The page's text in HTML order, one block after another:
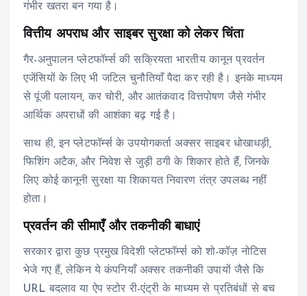
गंभीर खतरा बन गया है।
वित्तीय अपराध और साइबर सुरक्षा को लेकर चिंता
गैर-अनुपालन प्लेटफॉर्म्स की सक्रियता भारतीय कानून प्रवर्तन
एजेंसियों के लिए भी जटिल चुनौतियाँ पैदा कर रही है। इनके माध्यम
से पूंजी पलायन, कर चोरी, और आतंकवाद वित्तपोषण जैसे गंभीर
आर्थिक अपराधों की आशंका बढ़ गई है।
साथ ही, इन प्लेटफॉर्म्स के उपयोगकर्ता अक्सर साइबर धोखाधड़ी,
फिशिंग अटैक, और निवेश से जुड़ी ठगी के शिकार होते हैं, जिनके
लिए कोई कानूनी सुरक्षा या शिकायत निवारण तंत्र उपलब्ध नहीं
होता।
प्रवर्तन की सीमाएँ और तकनीकी बाधाएं
सरकार द्वारा कुछ प्रमुख विदेशी प्लेटफॉर्म्स को शो-कॉज़ नोटिस
भेजे गए हैं, लेकिन ये कंपनियाँ अक्सर तकनीकी उपायों जैसे कि
URL बदलाव या ऐप स्टोर री-एंट्री के माध्यम से प्रतिबंधों से बच